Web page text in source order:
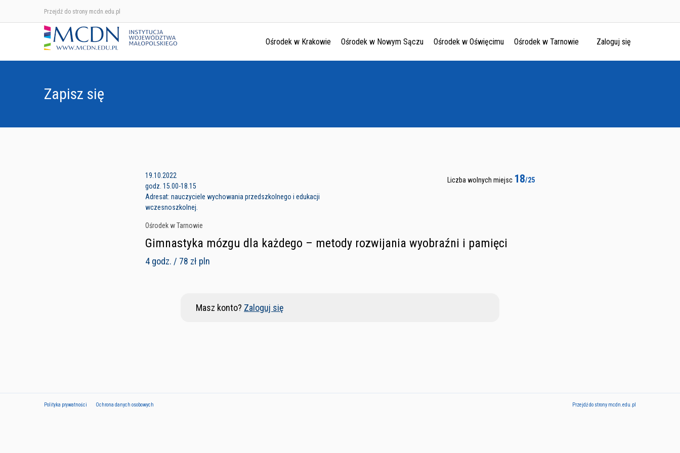
Przejdź do strony mcdn.edu.pl
Ośrodek w Krakowie Ośrodek w Nowym Sączu Ośrodek w Oświęcimu Ośrodek w Tarnowie Zaloguj się
Zapisz się
19.10.2022
godz. 15.00-18.15
Adresat: nauczyciele wychowania przedszkolnego i edukacji
wczesnoszkolnej.
Ośrodek w Tarnowie
Liczba wolnych miejsc 18/25
Gimnastyka mózgu dla każdego – metody rozwijania wyobraźni i pamięci
4 godz. / 78 zł pln
Masz konto? Zaloguj się
Polityka prywatności Ochrona danych osobowych Przejdź do strony mcdn.edu.pl
Ośrodek w Krakowie